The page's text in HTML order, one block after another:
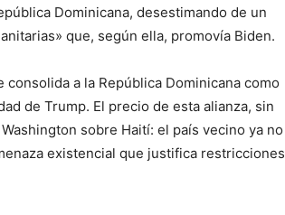
Dominicana, desestimando de un
que, según ella, promovía Biden.
consolida a la República Dominicana como
de Trump. El precio de esta alianza, sin
sobre Haití: el país vecino ya no
existencial que justifica restricciones